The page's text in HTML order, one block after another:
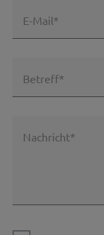
E-Mail*
Betreff*
Nachricht*